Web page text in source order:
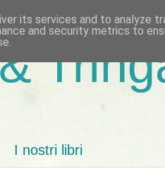
I nostri libri
its services and to analyze
and security metrics to